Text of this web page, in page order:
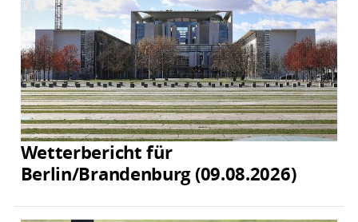
Wetterbericht für
Berlin/Brandenburg (09.08.2026)